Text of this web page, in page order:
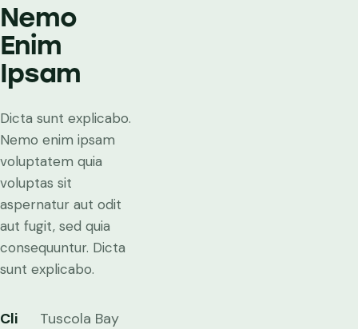
Nemo
Enim
Ipsam
Dicta sunt explicabo.
Nemo enim ipsam
voluptatem quia
voluptas sit
aspernatur aut odit
aut fugit, sed quia
consequuntur. Dicta
sunt explicabo.
Cli
Tuscola Bay